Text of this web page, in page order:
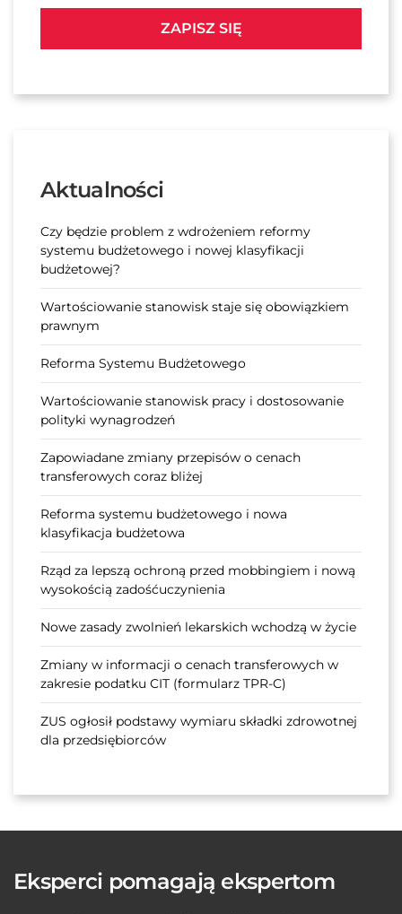
ZAPISZ SIĘ
Aktualności
Czy będzie problem z wdrożeniem reformy
systemu budżetowego i nowej klasyfikacji
budżetowej?
Wartościowanie stanowisk staje się obowiązkiem
prawnym
Reforma Systemu Budżetowego
Wartościowanie stanowisk pracy i dostosowanie
polityki wynagrodzeń
Zapowiadane zmiany przepisów o cenach
transferowych coraz bliżej
Reforma systemu budżetowego i nowa
klasyfikacja budżetowa
Rząd za lepszą ochroną przed mobbingiem i nową
wysokością zadośćuczynienia
Nowe zasady zwolnień lekarskich wchodzą w życie
Zmiany w informacji o cenach transferowych w
zakresie podatku CIT (formularz TPR-C)
ZUS ogłosił podstawy wymiaru składki zdrowotnej
dla przedsiębiorców
Eksperci pomagają ekspertom